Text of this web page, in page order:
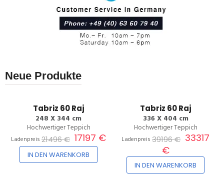
Neue Produkte
Tabriz 60 Raj
248 X 344 cm
Hochwertiger Teppich
Ladenpreis 21496 € 17197 €
IN DEN WARENKORB
Tabriz 60 Raj
336 X 404 cm
Hochwertiger Teppich
Ladenpreis 39196 € 33317
€
IN DEN WARENKORB
20% 15%